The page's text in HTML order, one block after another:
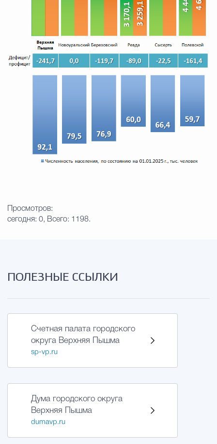
Просмотров:
сегодня: 0, Всего: 1198.
ПОЛЕЗНЫЕ ССЫЛКИ
Счетная палата городского
округа Верхняя Пышма
sp-vp.ru
Дума городского округа
Верхняя Пышма
dumavp.ru